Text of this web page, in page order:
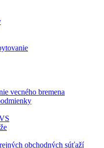
vecného bremena
obchodných súťaží